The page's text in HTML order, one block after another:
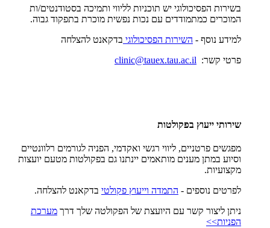
בשירות הפסיכולוגי יש תוכניות לליווי ותמיכה בסטודנטים/ות
המוכרים כמתמודדים עם נכות נפשית מוכרת בתפקוד גבוה.
למידע נוסף - השירות הפסיכולוגי בדקאנט להצלחה
פרטי קשר: clinic@tauex.tau.ac.il
שירותי ייעוץ בפקולטות
מפגשים פרטניים, ליווי רגשי ואקדמי, הפניה לגורמים רלוונטיים
וסיוע במתן מענים מותאמים יינתנו גם בפקולטות מטעם יועצות
מקצועיות.
לפרטים נוספים - התמדה וייעוץ פקולטי בדקאנט להצלחה.
ניתן ליצור קשר עם היועצת של הפקולטה שלך דרך מערכת
הפניות>>